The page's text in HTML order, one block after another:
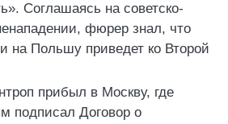
Соглашаясь на советско-
фюрер знал, что
на Польшу приведет ко Второй
прибыл в Москву, где
подписал Договор о